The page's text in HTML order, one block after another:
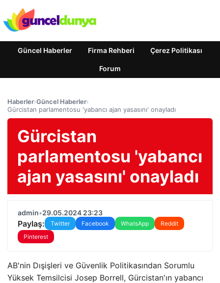
Güncel Haberler Firma Rehberi Çerez Politikası
Forum
Haberler›Güncel Haberler›
Gürcistan parlamentosu 'yabancı ajan yasasını' onayladı
Gürcistan
parlamentosu 'yabancı
ajan yasasını' onayladı
admin•29.05.2024 23:23
Paylaş: Twitter Facebook WhatsApp
Reddit
Pinterest
AB'nin Dışişleri ve Güvenlik Politikasından Sorumlu
Yüksek Temsilcisi Josep Borrell, Gürcistan'ın yabancı